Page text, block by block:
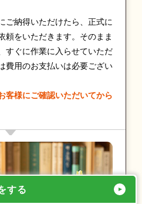
ご納得いただけたら、正式に
頼をいただきます。そのまま
すぐに作業に入らせていただ
費用のお支払いは必要ござい
客様にご確認いただいてから
する